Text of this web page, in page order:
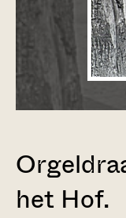
het Hof.